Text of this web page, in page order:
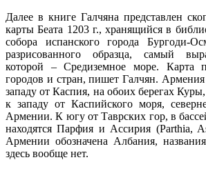
Далее в книге Галчяна представлен
карты Беата 1203 г., хранящийся в
собора испанского города Бургоди-
разрисованного образца, самый
которой – Средиземное море. Карта
городов и стран, пишет Галчян. Армения
западу от Каспия, на обоих берегах
к западу от Каспийского моря,
Армении. К югу от Таврских гор, в
находятся Парфия и Ассирия (Parthia,
Армении обозначена Албания,
здесь вообще нет.